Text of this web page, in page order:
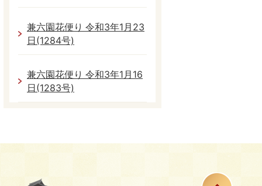
兼六園花便り 令和3年1月23
日(1284号)
兼六園花便り 令和3年1月16
日(1283号)